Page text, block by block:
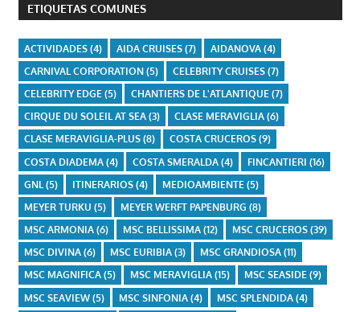
ETIQUETAS COMUNES
ACTIVIDADES(4) AIDA CRUISES(7) AIDANOVA(4)
CARNIVAL CORPORATION(5) CELEBRITY CRUISES(7)
CELEBRITY EDGE (5) CHANTIERS DE L'ATLANTIQUE (7)
CIRQUE DU SOLEIL AT SEA(3) CLASE MERAVIGLIA(6)
CLASE MERAVIGLIA-PLUS(8) COSTA CRUCEROS(9)
COSTA DIADEMA(4) COSTA SMERALDA(4) FINCANTIERI (16)
GNL (5) ITINERARIOS(4) MEDIOAMBIENTE (5)
MEYER TURKU (5) MEYER WERFT PAPENBURG (8)
MSC ARMONIA(6) MSC BELLISSIMA(12) MSC CRUCEROS(39)
MSC DIVINA(6) MSC EURIBIA(3) MSC GRANDIOSA(11)
MSC MAGNIFICA(5) MSC MERAVIGLIA(15) MSC SEASIDE(9)
MSC SEAVIEW(5) MSC SINFONIA(4) MSC SPLENDIDA(4)